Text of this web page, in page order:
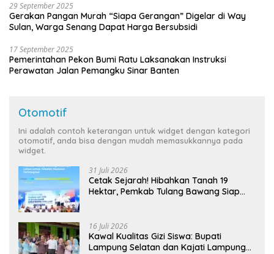
29 September 2025
Gerakan Pangan Murah “Siapa Gerangan” Digelar di Way
Sulan, Warga Senang Dapat Harga Bersubsidi
17 September 2025
Pemerintahan Pekon Bumi Ratu Laksanakan Instruksi
Perawatan Jalan Pemangku Sinar Banten
Otomotif
Ini adalah contoh keterangan untuk widget dengan kategori
otomotif, anda bisa dengan mudah memasukkannya pada
widget.
31 Juli 2026
Cetak Sejarah! Hibahkan Tanah 19
Hektar, Pemkab Tulang Bawang Siap
16 Juli 2026
Kawal Kualitas Gizi Siswa: Bupati
Lampung Selatan dan Kajati Lampung